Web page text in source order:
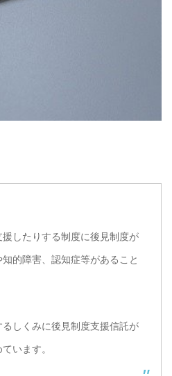
したりする制度に後見制度が
的障害、認知症等があること
しくみに後見制度支援信託が
います。